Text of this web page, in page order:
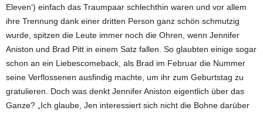
Eleven‘) einfach das Traumpaar schlechthin waren und vor allem
ihre Trennung dank einer dritten Person ganz schön schmutzig
wurde, spitzen die Leute immer noch die Ohren, wenn Jennifer
Aniston und Brad Pitt in einem Satz fallen. So glaubten einige sogar
schon an ein Liebescomeback, als Brad im Februar die Nummer
seine Verflossenen ausfindig machte, um ihr zum Geburtstag zu
gratulieren. Doch was denkt Jennifer Aniston eigentlich über das
Ganze? „Ich glaube, Jen interessiert sich nicht die Bohne darüber